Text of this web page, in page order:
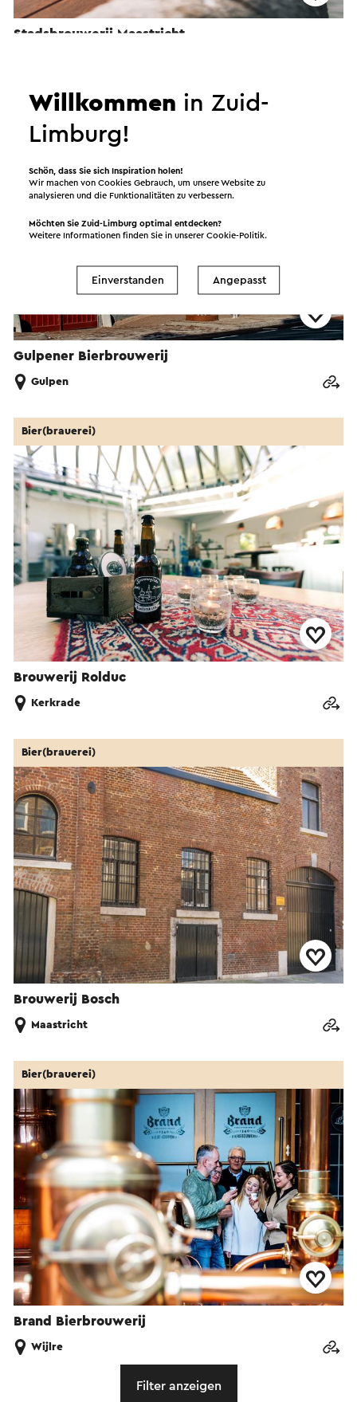
Stadsbrouwerij Maastricht
Gulpener Bierbrouwerij
Bier(brauerei)
Gulpen
Brouwerij Rolduc
Bier(brauerei)
Kerkrade
Brouwerij Bosch
Bier(brauerei)
Maastricht
Brand Bierbrouwerij
Bier(brauerei)
Wijlre
Filter anzeigen
Willkommen in Zuid-
Limburg!
Schön, dass Sie sich Inspiration holen!
Wir machen von Cookies Gebrauch, um unsere Website zu
analysieren und die Funktionalitäten zu verbessern.
Möchten Sie Zuid-Limburg optimal entdecken?
Weitere Informationen finden Sie in unsererCookie-Politik
Einverstanden Angepasst